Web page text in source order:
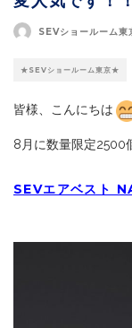
SEVショールーム東
★SEVショールーム東京★
皆様、こんにちは
8月に数量限定2500
SEVエアベスト